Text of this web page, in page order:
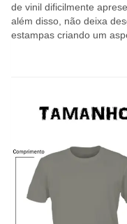
de vinil dificilmente
além disso, não deixa
estampas criando um